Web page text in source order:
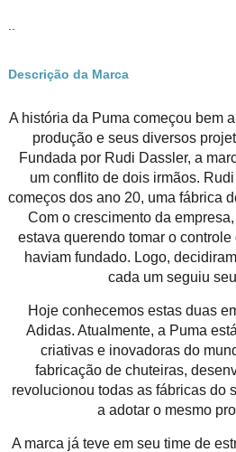
Descrição da Marca
A história da Puma começou bem
produção e seus diversos
Fundada por Rudi Dassler, a
um conflito de dois irmãos.
começos dos ano 20, uma fábrica
Com o crescimento da
estava querendo tomar o
haviam fundado. Logo,
cada um seguiu
Hoje conhecemos estas duas
Adidas. Atualmente, a Puma
criativas e inovadoras do
fabricação de chuteiras,
revolucionou todas as fábricas do
a adotar o mesmo
A marca já teve em seu time de